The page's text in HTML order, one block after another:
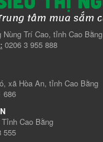
Nùng Trí Cao, tỉnh Cao Bằng
0206 3 955 888
xã Hòa An, tỉnh Cao Bằng
686
Cao Bằng
555